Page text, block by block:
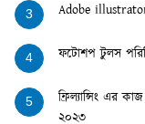
3 Adobe
4 ফটোশপ টুলস
5
ফ্রিল্যান্সিং এর
২০২৩